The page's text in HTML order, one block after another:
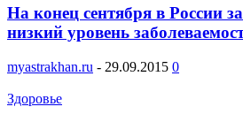
На конец сентября в России
низкий уровень
myastrakhan.ru - 29.09.2015 0
Здоровье